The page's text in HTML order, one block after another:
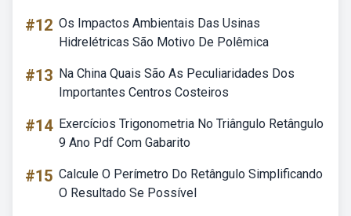
#12 Os Impactos Ambientais Das Usinas
Hidrelétricas São Motivo De Polêmica
#13 Na China Quais São As Peculiaridades Dos
Importantes Centros Costeiros
#14 Exercícios Trigonometria No Triângulo Retângulo
9 Ano Pdf Com Gabarito
#15 Calcule O Perímetro Do Retângulo Simplificando
O Resultado Se Possível